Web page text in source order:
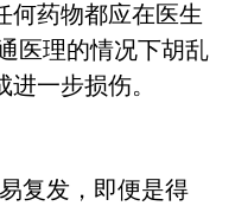
何药物都应在医生
医理的情况下胡乱
一步损伤。
复发，即便是得